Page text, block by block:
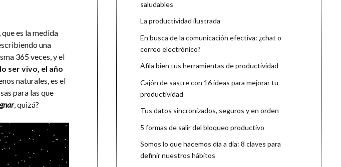
es la medida
una
365 veces, y el
ser vivo, el año
naturales, es el
para las que
, quizá?
saludables
La productividad ilustrada
En busca de la comunicación efectiva: ¿chat o
correo electrónico?
Afila bien tus herramientas de productividad
Cajón de sastre con 16 ideas para mejorar tu
productividad
Tus datos sincronizados, seguros y en orden
5 formas de salir del bloqueo productivo
Somos lo que hacemos día a día: 8 claves para
definir nuestros hábitos